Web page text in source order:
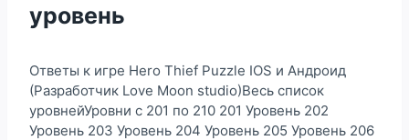
уровень
Ответы к игре Hero Thief Puzzle IOS и Андроид
(Разработчик Love Moon studio)Весь список
уровнейУровни с 201 по 210 201 Уровень 202
Уровень 203 Уровень 204 Уровень 205 Уровень 206